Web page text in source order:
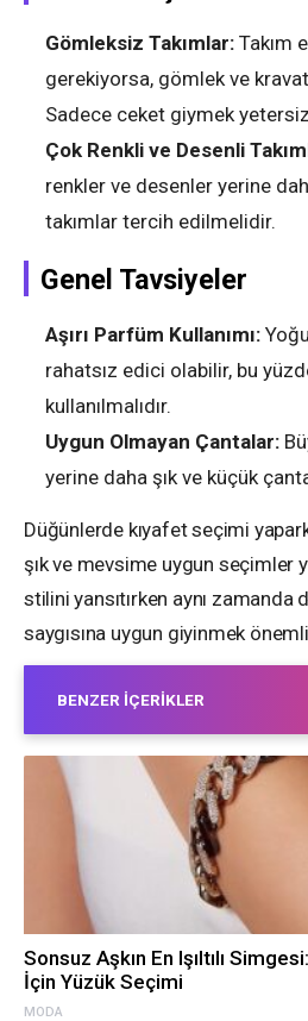
Gömleksiz Takımlar: Takım
gerekiyorsa, gömlek ve
Sadece ceket giymek
Çok Renkli ve Desenli
renkler ve desenler yerine
takımlar tercih edilmelidir.
Genel Tavsiyeler
Aşırı Parfüm Kullanımı:
rahatsız edici olabilir, bu
kullanılmalıdır.
Uygun Olmayan Çantalar:
yerine daha şık ve küçük
Düğünlerde kıyafet seçimi
şık ve mevsime uygun seçimler
stilini yansıtırken aynı zamanda
saygısına uygun giyinmek
BENZER İÇERIKLER
MODA
Sonsuz Aşkın En Işıltılı
İçin Yüzük Seçimi